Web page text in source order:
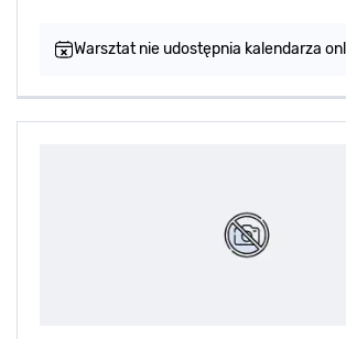
Warsztat nie udostępnia kalendarza